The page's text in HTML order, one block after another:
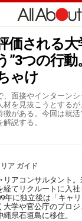
価される
”3つの行
ゃけ
、面接やインターン
材を見抜こうとする
徴がある。今回は就
説する。
ア ガイド
リアコンサルタント
経てリクルートに入
年に独立後は「キャ
大学や官公庁のプロ
縄県石垣島に移住。